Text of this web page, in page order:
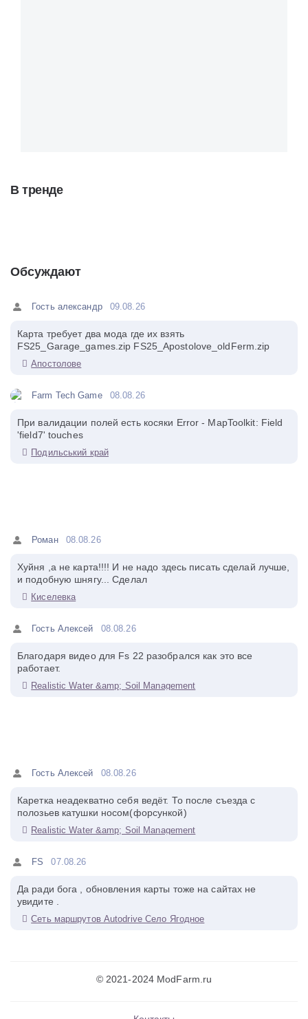
В тренде
Обсуждают
Гость александр 09.08.26
Карта требует два мода где их взять
FS25_Garage_games.zip FS25_Apostolove_oldFerm.zip
Апостолове
Farm Tech Game 08.08.26
При валидации полей есть косяки Error - MapToolkit: Field
'field7' touches
Подильський край
Роман 08.08.26
Хуйня ,а не карта!!!! И не надо здесь писать сделай лучше,
и подобную шнягу... Сделал
Киселевка
Гость Алексей 08.08.26
Благодаря видео для Fs 22 разобрался как это все
работает.
Realistic Water &amp; Soil Management
Гость Алексей 08.08.26
Каретка неадекватно себя ведёт. То после съезда с
полозьев катушки носом(форсункой)
Realistic Water &amp; Soil Management
FS 07.08.26
Да ради бога , обновления карты тоже на сайтах не
увидите .
Сеть маршрутов Autodrive Село Ягодное
© 2021-2024 ModFarm.ru